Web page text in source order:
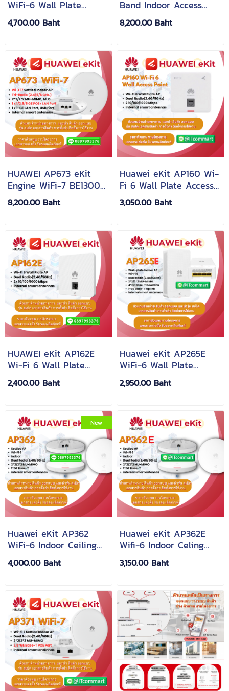
WiFi-6 Wall Plate
Access Point
4,700.00 Baht
Band Indoor Access
Point
8,200.00 Baht
HUAWEI AP673 eKit
Engine WiFi-7 BE13000
Tri-Radio 5GE Settled
Ceiling Access Point
8,200.00 Baht
Huawei eKit AP160 Wi-
Fi 6 Wall Plate Access
Point
3,050.00 Baht
HUAWEI eKit AP162E
Wi-Fi 6 Wall Plate
Access Point
2,400.00 Baht
Huawei eKit AP265E
WiFi-6 Wall Plate
Access Point
2,950.00 Baht
New
Huawei eKit AP362
WiFi-6 Indoor Ceiling
Access Point
4,000.00 Baht
Huawei eKit AP362E
Wifi-6 Indoor Celing
Access Point
3,150.00 Baht